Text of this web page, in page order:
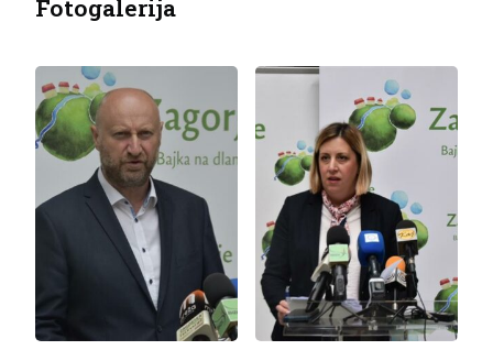
Fotogalerija